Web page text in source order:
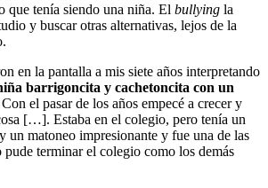
que tenía siendo una niña. El bullying la
y buscar otras alternativas, lejos de la
en la pantalla a mis siete años interpretando
barrigoncita y cachetoncita con un
Con el pasar de los años empecé a crecer y
[…]. Estaba en el colegio, pero tenía un
un matoneo impresionante y fue una de las
pude terminar el colegio como los demás